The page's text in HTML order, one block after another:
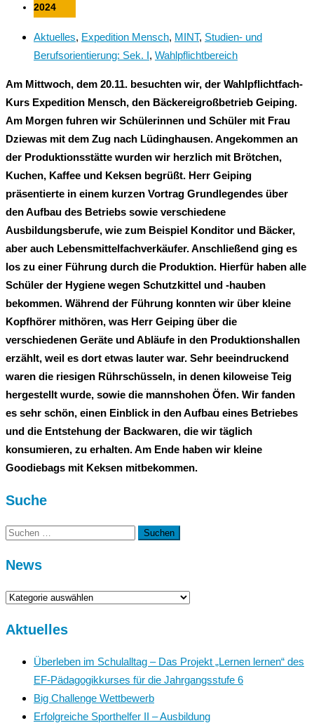
2024
Aktuelles, Expedition Mensch, MINT, Studien- und
Berufsorientierung: Sek. I, Wahlpflichtbereich
Am Mittwoch, dem 20.11. besuchten wir, der Wahlpflichtfach-
Kurs Expedition Mensch, den Bäckereigroßbetrieb Geiping.
Am Morgen fuhren wir Schülerinnen und Schüler mit Frau
Dziewas mit dem Zug nach Lüdinghausen. Angekommen an
der Produktionsstätte wurden wir herzlich mit Brötchen,
Kuchen, Kaffee und Keksen begrüßt. Herr Geiping
präsentierte in einem kurzen Vortrag Grundlegendes über
den Aufbau des Betriebs sowie verschiedene
Ausbildungsberufe, wie zum Beispiel Konditor und Bäcker,
aber auch Lebensmittelfachverkäufer. Anschließend ging es
los zu einer Führung durch die Produktion. Hierfür haben alle
Schüler der Hygiene wegen Schutzkittel und -hauben
bekommen. Während der Führung konnten wir über kleine
Kopfhörer mithören, was Herr Geiping über die
verschiedenen Geräte und Abläufe in den Produktionshallen
erzählt, weil es dort etwas lauter war. Sehr beeindruckend
waren die riesigen Rührschüsseln, in denen kiloweise Teig
hergestellt wurde, sowie die mannshohen Öfen. Wir fanden
es sehr schön, einen Einblick in den Aufbau eines Betriebes
und die Entstehung der Backwaren, die wir täglich
konsumieren, zu erhalten. Am Ende haben wir kleine
Goodiebags mit Keksen mitbekommen.
Suche
Suchen
News
News
Aktuelles
Überleben im Schulalltag – Das Projekt „Lernen lernen“ des
EF-Pädagogikkurses für die Jahrgangsstufe 6
Big Challenge Wettbewerb
Erfolgreiche Sporthelfer II – Ausbildung